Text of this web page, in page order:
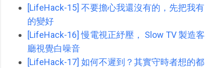
[LifeHack-15] 不要擔心我還沒有的，先把我有
的變好
[LifeHack-16] 慢電視正紓壓， Slow TV 製造客
廳視覺白噪音
[LifeHack-17] 如何不遲到？其實守時者想的都